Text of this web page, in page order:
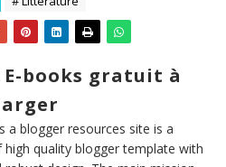
books gratuit à
a blogger resources site is a
high quality blogger template with